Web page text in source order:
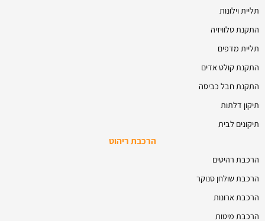
תליית וילונות
התקנת טלוויזיה
תליית מדפים
התקנת קולט אדים
התקנת חבל כביסה
תיקון דלתות
תיקונים לבית
הרכבת ריהוט
הרכבת רהיטים
הרכבת שולחן סנוקר
הרכבת ארונות
הרכבת מיטות